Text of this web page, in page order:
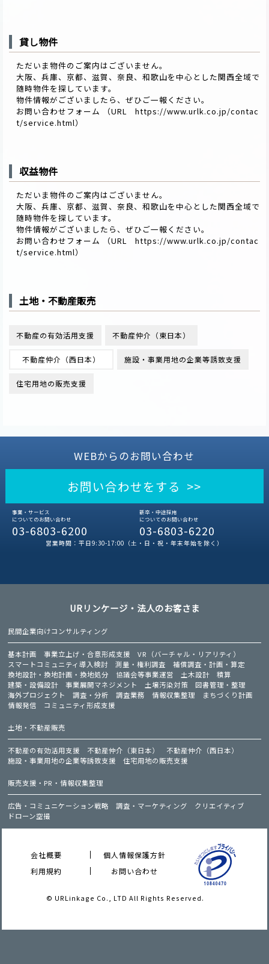
貸し物件
ただいま物件のご案内はございません。
大阪、兵庫、京都、滋賀、奈良、和歌山を中心とした関西全域で
随時物件を探しています。
物件情報がございましたら、ぜひご一報ください。
お問い合わせフォーム （URL https://www.urlk.co.jp/contac
t/service.html）
収益物件
ただいま物件のご案内はございません。
大阪、兵庫、京都、滋賀、奈良、和歌山を中心とした関西全域で
随時物件を探しています。
物件情報がございましたら、ぜひご一報ください。
お問い合わせフォーム （URL https://www.urlk.co.jp/contac
t/service.html）
土地・不動産販売
不動産の有効活用支援 不動産仲介（東日本）
不動産仲介（西日本） 施設・事業用地の企業等誘致支援
住宅用地の販売支援
WEBからのお問い合わせ
お問い合わせをする >>
事業・サービス
についてのお問い合わせ
03-6803-6200
新卒・中途採用
についてのお問い合わせ
03-6803-6220
営業時間：平日9:30-17:00（土・日・祝・年末年始を除く）
URリンケージ・法人のお客さま
民間企業向けコンサルティング
基本計画 事業立上げ・合意形成支援
VR（バーチャル・リアリティ）
スマートコミュニティ導入検討
測量・権利調査
補償調査・計画・算定
換地設計・換地計画・換地処分
協議会等事業運営 土木設計
積算
建築・設備設計
事業展開マネジメント 土壌汚染対策
図書管理・整理
海外プロジェクト
調査・分析 調査業務 情報収集整理
まちづくり計画
情報発信
コミュニティ形成支援
土地・不動産販売
不動産の有効活用支援 不動産仲介（東日本）
不動産仲介（西日本）
施設・事業用地の企業等誘致支援
住宅用地の販売支援
販売支援・PR・情報収集整理
広告・コミュニケーション戦略 調査・マーケティング
クリエイティブ
ドローン空撮
会社概要
個人情報保護方針
利用規約
お問い合わせ
© URLinkage Co., LTD All Rights Reserved.